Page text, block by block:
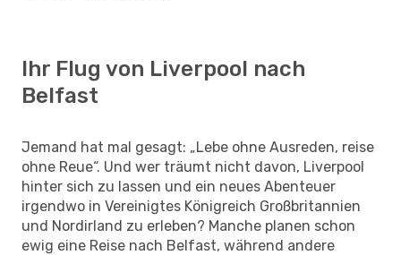
Ihr Flug von Liverpool nach
Belfast
Jemand hat mal gesagt: „Lebe ohne Ausreden, reise
ohne Reue“. Und wer träumt nicht davon, Liverpool
hinter sich zu lassen und ein neues Abenteuer
irgendwo in Vereinigtes Königreich Großbritannien
und Nordirland zu erleben? Manche planen schon
ewig eine Reise nach Belfast, während andere